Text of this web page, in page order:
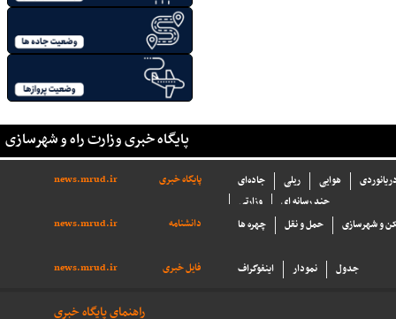
پایگاه خبری وزارت راه و شهرسازی
پایگاه خبری news.mrud.ir جاده‌ای ریلی هوایی
وزارتی
چند رسانه ای
دانشنامه
news.mrud.ir چهره ها حمل و نقل و شهرسازی
فایل خبری news.mrud.ir اینفوگراف نمودار جدول
راهنمای پایگاه خبری